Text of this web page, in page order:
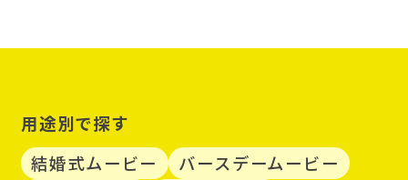
用途別で探す
結婚式ムービー
バースデームービー